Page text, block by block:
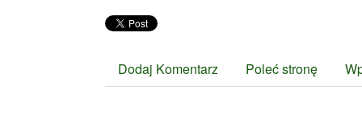
Dodaj Komentarz Poleć stronę